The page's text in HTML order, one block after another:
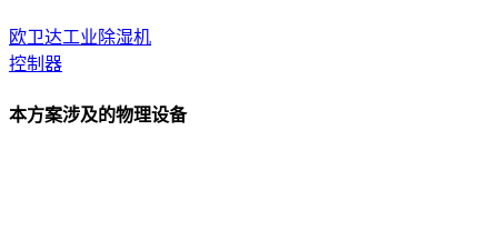
欧卫达工业除湿机
控制器
本方案涉及的物理设备